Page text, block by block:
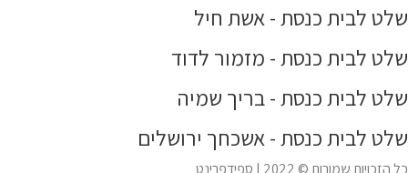
שלט לבית כנסת - אשת חיל
שלט לבית כנסת - מזמור לדוד
שלט לבית כנסת - בריך שמיה
שלט לבית כנסת - אשכחך ירושלים
כל הזכויות שמורות © 2022 | ספידפרינט